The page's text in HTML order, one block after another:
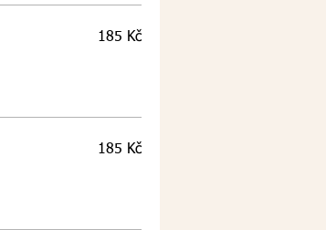
185 Kč
185 Kč